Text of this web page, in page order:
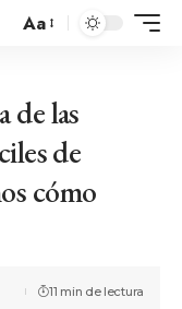
Aa
de las
de
cómo
11 min de lectura